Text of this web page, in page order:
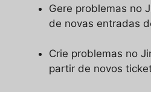
Gere problemas no
de novas entradas
Crie problemas no
partir de novos